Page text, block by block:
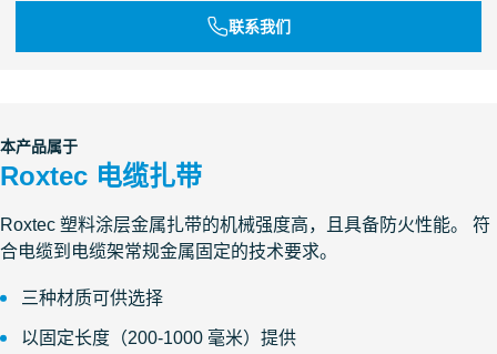
联系我们
本产品属于
Roxtec 电缆扎带
Roxtec 塑料涂层金属扎带的机械强度高，且具备防火性能。 符
合电缆到电缆架常规金属固定的技术要求。
三种材质可供选择
以固定长度（200-1000 毫米）提供